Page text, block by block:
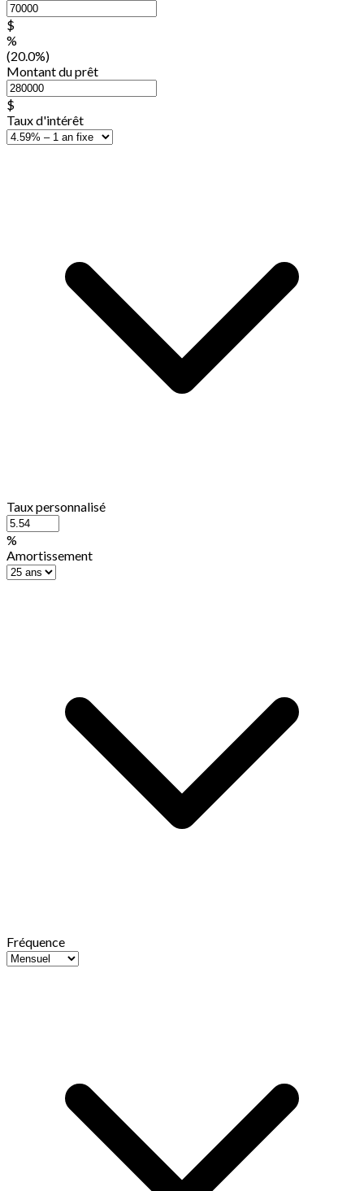
$
%
(20.0%)
Montant du prêt
$
Taux d'intérêt
Taux personnalisé
%
Amortissement
Fréquence